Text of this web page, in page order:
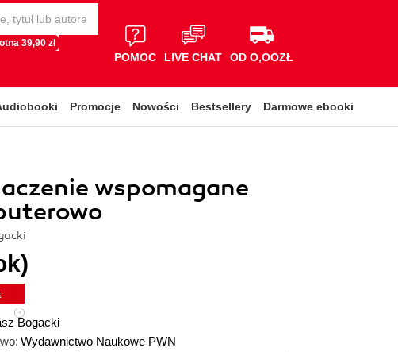
39,90 zł
POMOC LIVE CHAT OD O,OOZŁ
Promocje Nowości Bestsellery Darmowe ebooki
wspomagane
Bogacki
Wydawnictwo Naukowe PWN